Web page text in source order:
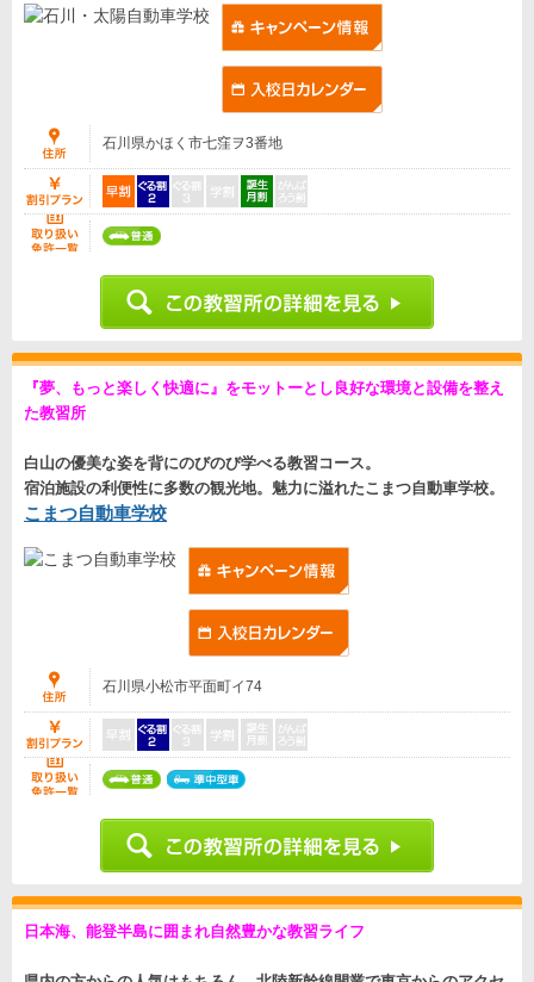
石川県かほく市七窪ヲ3番地
『夢、もっと楽しく快適に』をモットーとし良好な環境と設備を整え
た教習所
白山の優美な姿を背にのびのび学べる教習コース。
宿泊施設の利便性に多数の観光地。魅力に溢れたこまつ自動車学校。
こまつ自動車学校
石川県小松市平面町イ74
日本海、能登半島に囲まれ自然豊かな教習ライフ